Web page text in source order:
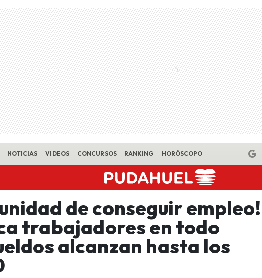
NOTICIAS VIDEOS CONCURSOS RANKING HORÓSCOPO
de conseguir empleo!
trabajadores en todo
alcanzan hasta los